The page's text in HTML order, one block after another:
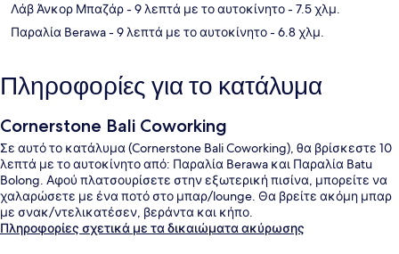
Λάβ Άνκορ Μπαζάρ- 9 λεπτά με το αυτοκίνητο- 7.5 χλμ.
Παραλία Berawa- 9 λεπτά με το αυτοκίνητο- 6.8 χλμ.
Πληροφορίες για το κατάλυμα
Cornerstone Bali Coworking
Σε αυτό το κατάλυμα (Cornerstone Bali Coworking), θα βρίσκεστε 10
λεπτά με το αυτοκίνητο από: Παραλία Berawa και Παραλία Batu
Bolong. Αφού πλατσουρίσετε στην εξωτερική πισίνα, μπορείτε να
χαλαρώσετε με ένα ποτό στο μπαρ/lounge. Θα βρείτε ακόμη μπαρ
με σνακ/ντελικατέσεν, βεράντα και κήπο.
Πληροφορίες σχετικά με τα δικαιώματα ακύρωσης